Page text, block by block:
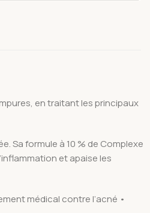
en traitant les principaux
Sa formule à 10 % de Complexe
et apaise les
médical contre l’acné •